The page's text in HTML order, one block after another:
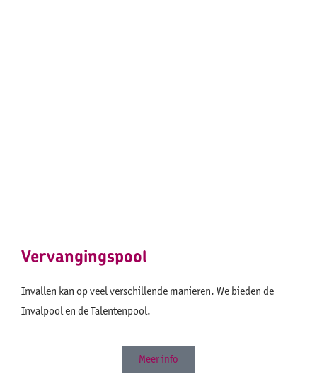
Vervangingspool
Invallen kan op veel verschillende manieren. We bieden de
Invalpool en de Talentenpool.
Meer info